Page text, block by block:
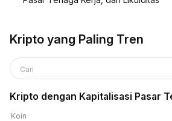
Kripto yang Paling Tren
Cari
Kripto dengan Kapitalisasi Pasar
Koin